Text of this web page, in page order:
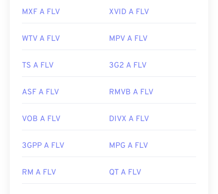
MXF A FLV XVID A FLV
WTV A FLV MPV A FLV
TS A FLV 3G2 A FLV
ASF A FLV RMVB A FLV
VOB A FLV DIVX A FLV
3GPP A FLV MPG A FLV
RM A FLV QT A FLV